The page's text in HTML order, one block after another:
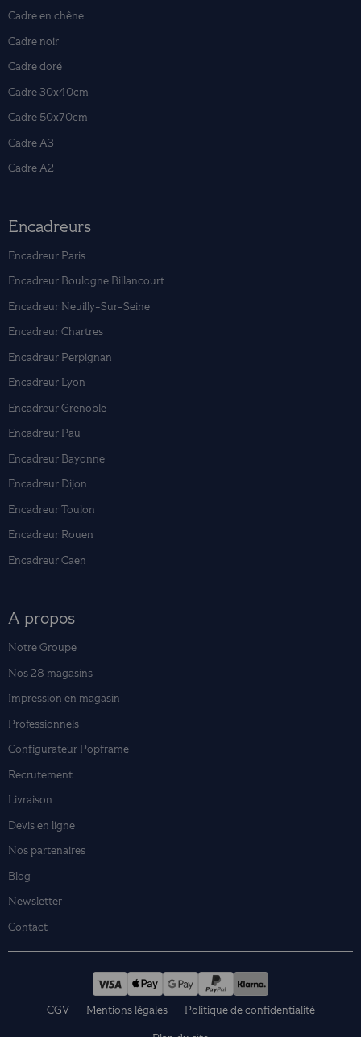
Cadre en chêne
Cadre noir
Cadre doré
Cadre 30x40cm
Cadre 50x70cm
Cadre A3
Cadre A2
Encadreurs
Encadreur Paris
Encadreur Boulogne Billancourt
Encadreur Neuilly-Sur-Seine
Encadreur Chartres
Encadreur Perpignan
Encadreur Lyon
Encadreur Grenoble
Encadreur Pau
Encadreur Bayonne
Encadreur Dijon
Encadreur Toulon
Encadreur Rouen
Encadreur Caen
A propos
Notre Groupe
Nos 28 magasins
Impression en magasin
Professionnels
Configurateur Popframe
Recrutement
Livraison
Devis en ligne
Nos partenaires
Blog
Newsletter
Contact
CGV Mentions légales Politique de confidentialité